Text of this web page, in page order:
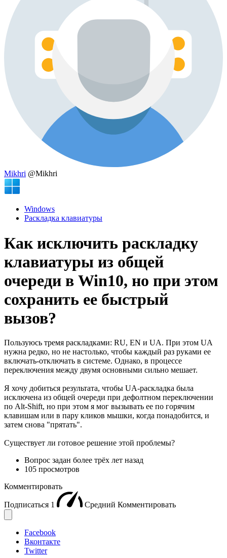
Mikhri @Mikhri
Windows
Раскладка клавиатуры
Как исключить раскладку
клавиатуры из общей
очереди в Win10, но при этом
сохранить ее быстрый
вызов?
Пользуюсь тремя раскладками: RU, EN и UA. При этом UA
нужна редко, но не настолько, чтобы каждый раз руками ее
включать-отключать в системе. Однако, в процессе
переключения между двумя основными сильно мешает.
Я хочу добиться результата, чтобы UA-раскладка была
исключена из общей очереди при дефолтном переключении
по Alt-Shift, но при этом я мог вызывать ее по горячим
клавишам или в пару кликов мышки, когда понадобится, и
затем снова "прятать".
Существует ли готовое решение этой проблемы?
Вопрос задан более трёх лет назад
105 просмотров
Комментировать
Подписаться 1 Средний Комментировать
Facebook
Вконтакте
Twitter